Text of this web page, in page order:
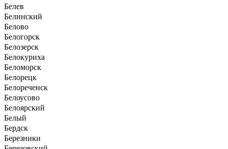
Белев
Белинский
Белово
Белогорск
Белозерск
Белокуриха
Беломорск
Белорецк
Белореченск
Белоусово
Белоярский
Белый
Бердск
Березники